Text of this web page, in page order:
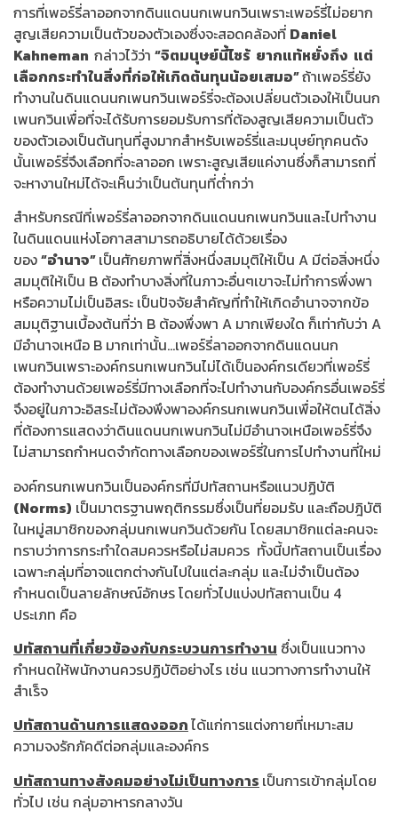
การที่เพอร์รี่ลาออกจากดินแดนนกเพนกวินเพราะเพอร์รี่ไม่อยาก
สูญเสียความเป็นตัวของตัวเองซึ่งจะสอดคล้องที่ Daniel
Kahneman กล่าวไว้ว่า “จิตมนุษย์นี้ไซร้ ยากแท้หยั่งถึง แต่
เลือกกระทำในสิ่งที่ก่อให้เกิดต้นทุนน้อยเสมอ”ถ้าเพอร์รี่ยัง
ทำงานในดินแดนนกเพนกวินเพอร์รี่จะต้องเปลี่ยนตัวเองให้เป็นนก
เพนกวินเพื่อที่จะได้รับการยอมรับการที่ต้องสูญเสียความเป็นตัว
ของตัวเองเป็นต้นทุนที่สูงมากสำหรับเพอร์รี่และมนุษย์ทุกคนดัง
นั้นเพอร์รี่จึงเลือกที่จะลาออก เพราะสูญเสียแค่งานซึ่งก็สามารถที่
จะหางานใหม่ได้จะเห็นว่าเป็นต้นทุนที่ต่ำกว่า
สำหรับกรณีที่เพอร์รี่ลาออกจากดินแดนนกเพนกวินและไปทำงาน
ในดินแดนแห่งโอกาสสามารถอธิบายได้ด้วยเรื่อง
ของ“อำนาจ”เป็นศักยภาพที่สิ่งหนึ่งสมมุติให้เป็น A มีต่อสิ่งหนึ่ง
สมมุติให้เป็น B ต้องทำบางสิ่งที่ในภาวะอื่นๆเขาจะไม่ทำการพึ่งพา
หรือความไม่เป็นอิสระ เป็นปัจจัยสำคัญที่ทำให้เกิดอำนาจจากข้อ
สมมุติฐานเบื้องต้นที่ว่า B ต้องพึ่งพา A มากเพียงใด ก็เท่ากับว่า A
มีอำนาจเหนือ B มากเท่านั้น…เพอร์รี่ลาออกจากดินแดนนก
เพนกวินเพราะองค์กรนกเพนกวินไม่ได้เป็นองค์กรเดียวที่เพอร์รี่
ต้องทำงานด้วยเพอร์รี่มีทางเลือกที่จะไปทำงานกับองค์กรอื่นเพอร์รี่
จึงอยู่ในภาวะอิสระไม่ต้องพึงพาองค์กรนกเพนกวินเพื่อให้ตนได้สิ่ง
ที่ต้องการแสดงว่าดินแดนนกเพนกวินไม่มีอำนาจเหนือเพอร์รี่จึง
ไม่สามารถกำหนดจำกัดทางเลือกของเพอร์รี่ในการไปทำงานที่ใหม่
องค์กรนกเพนกวินเป็นองค์กรที่มีปทัสถานหรือแนวปฏิบัติ
(Norms) เป็นมาตรฐานพฤติกรรมซึ่งเป็นที่ยอมรับ และถือปฎิบัติ
ในหมู่สมาชิกของกลุ่มนกเพนกวินด้วยกัน โดยสมาชิกแต่ละคนจะ
ทราบว่าการกระทำใดสมควรหรือไม่สมควร ทั้งนี้ปทัสถานเป็นเรื่อง
เฉพาะกลุ่มที่อาจแตกต่างกันไปในแต่ละกลุ่ม และไม่จำเป็นต้อง
กำหนดเป็นลายลักษณ์อักษร โดยทั่วไปแบ่งปทัสถานเป็น 4
ประเภท คือ
ปทัสถานที่เกี่ยวข้องกับกระบวนการทำงาน ซึ่งเป็นแนวทาง
กำหนดให้พนักงานควรปฏิบัติอย่างไร เช่น แนวทางการทำงานให้
สำเร็จ
ปทัสถานด้านการแสดงออกได้แก่การแต่งกายที่เหมาะสม
ความจงรักภัคดีต่อกลุ่มและองค์กร
ปทัสถานทางสังคมอย่างไม่เป็นทางการ เป็นการเข้ากลุ่มโดย
ทั่วไป เช่น กลุ่มอาหารกลางวัน